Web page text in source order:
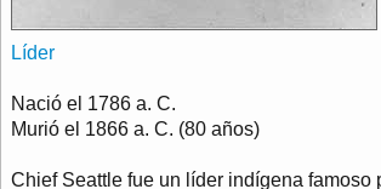
Líder
Nació el 1786 a. C.
Murió el 1866 a. C. (80 años)
Chief Seattle fue un líder indígena famoso